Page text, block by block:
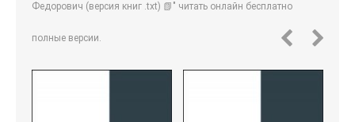
Федорович (версия книг .txt) 📗" читать онлайн бесплатно
полные версии.